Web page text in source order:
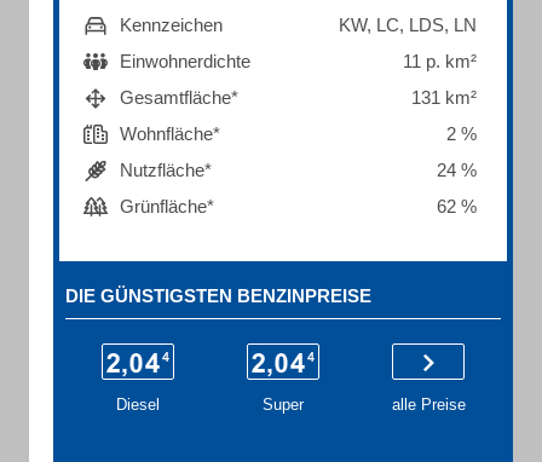
Kennzeichen
KW, LC, LDS, LN
Einwohnerdichte
11 p. km²
Gesamtfläche*
131 km²
Wohnfläche*
2 %
Nutzfläche*
24 %
Grünfläche*
62 %
DIE GÜNSTIGSTEN BENZINPREISE
Diesel Super alle Preise